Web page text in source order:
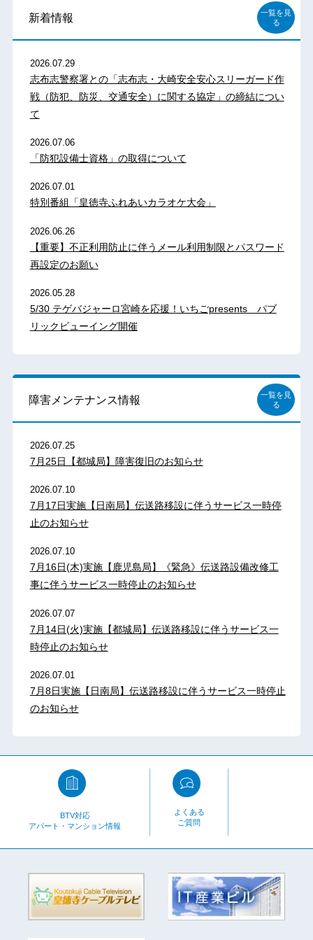
新着情報
一覧を見
る
2026.07.29
志布志警察署との「志布志・大崎安全安心スリーガード作
戦（防犯、防災、交通安全）に関する協定」の締結につい
て
2026.07.06
「防犯設備士資格」の取得について
2026.07.01
特別番組「皇徳寺ふれあいカラオケ大会」
2026.06.26
【重要】不正利用防止に伴うメール利用制限とパスワード
再設定のお願い
2026.05.28
5/30 テゲバジャーロ宮崎を応援！いちごpresents パブ
リックビューイング開催
障害メンテナンス情報
一覧を見
る
2026.07.25
7月25日【都城局】障害復旧のお知らせ
2026.07.10
7月17日実施【日南局】伝送路移設に伴うサービス一時停
止のお知らせ
2026.07.10
7月16日(木)実施【鹿児島局】《緊急》伝送路設備改修工
事に伴うサービス一時停止のお知らせ
2026.07.07
7月14日(火)実施【都城局】伝送路移設に伴うサービス一
時停止のお知らせ
2026.07.01
7月8日実施【日南局】伝送路移設に伴うサービス一時停止
のお知らせ
BTV対応
アパート・マンション情報
よくある
ご質問